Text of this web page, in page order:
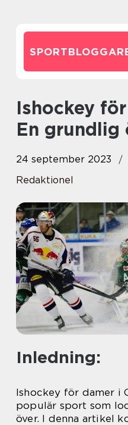
Ishockey för damer i OS:
En grundlig
24 september 2023
Redaktionel
Inledning:
Ishockey för damer i
populär sport som
över. I denna artikel